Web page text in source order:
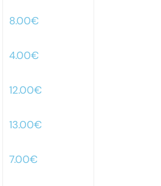
8.00€
4.00€
12.00€
13.00€
7.00€